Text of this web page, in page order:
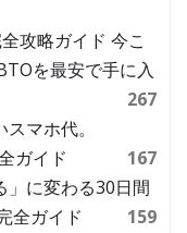
攻略ガイド 今こ
を最安で手に入
267
マホ代。
ガイド
167
」に変わる30日間
全ガイド
159